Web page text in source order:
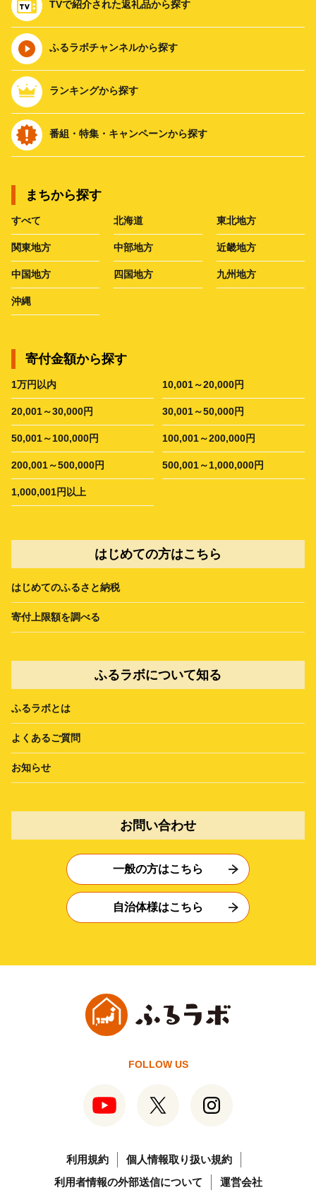
TVで紹介された返礼品から探す
ふるラボチャンネルから探す
ランキングから探す
番組・特集・キャンペーンから探す
まちから探す
すべて 北海道 東北地方
関東地方 中部地方 近畿地方
中国地方 四国地方 九州地方
沖縄
寄付金額から探す
1万円以内 10,001～20,000円
20,001～30,000円 30,001～50,000円
50,001～100,000円 100,001～200,000円
200,001～500,000円 500,001～1,000,000円
1,000,001円以上
はじめての方はこちら
はじめてのふるさと納税
寄付上限額を調べる
ふるラボについて知る
ふるラボとは
よくあるご質問
お知らせ
お問い合わせ
一般の方はこちら
自治体様はこちら
FOLLOW US
利用規約
個人情報取り扱い規約
利用者情報の外部送信について
運営会社